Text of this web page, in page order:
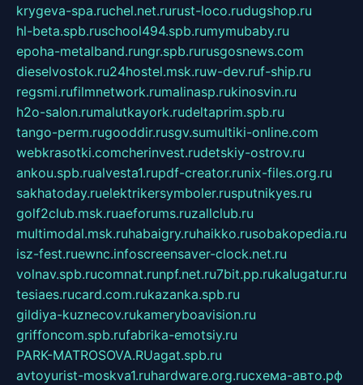
krygeva-spa.ruchel.net.rurust-loco.rudugshop.ru
hl-beta.spb.ruschool494.spb.rumymubaby.ru
epoha-metalband.rungr.spb.rurusgosnews.com
dieselvostok.ru24hostel.msk.ruw-dev.ruf-ship.ru
regsmi.rufilmnetwork.rumalinasp.rukinosvin.ru
h2o-salon.rumalutkayork.rudeltaprim.spb.ru
tango-perm.rugooddir.rusgv.sumultiki-online.com
webkrasotki.comcherinvest.rudetskiy-ostrov.ru
ankou.spb.rualvesta1.rupdf-creator.runix-files.org.ru
sakhatoday.ruelektrikersymboler.rusputnikyes.ru
golf2club.msk.ruaeforums.ruzallclub.ru
multimodal.msk.ruhabaigry.ruhaikko.rusobakopedia.ru
isz-fest.ruewnc.infoscreensaver-clock.net.ru
volnav.spb.rucomnat.runpf.net.ru7bit.pp.rukalugatur.ru
tesiaes.rucard.com.rukazanka.spb.ru
gildiya-kuznecov.rukameryboavision.ru
griffoncom.spb.rufabrika-emotsiy.ru
PARK-MATROSOVA.RUagat.spb.ru
avtoyurist-moskva1.ruhardware.org.ruсхема-авто.рф